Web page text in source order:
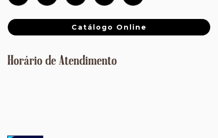
Catálogo Online
Horário de Atendimento